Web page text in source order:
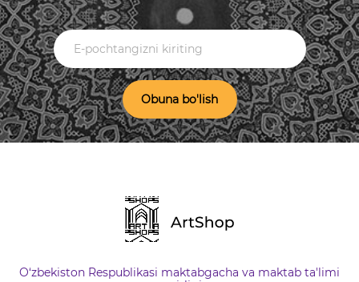
Obuna bo'lish
O‘zbekiston Respublikasi maktabgacha va maktab ta'limi